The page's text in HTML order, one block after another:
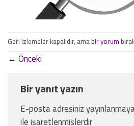
Geri izlemeler kapalıdır, amabir yorum
← Önceki
Bir yanıt yazın
E-posta adresiniz
ile işaretlenmişlerdir